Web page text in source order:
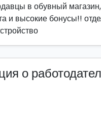
в обувный
и высокие бонусы!!
о